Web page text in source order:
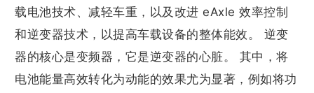
载电池技术、减轻车重，以及改进 eAxle 效率控制
和逆变器技术，以提高车载设备的整体能效。 逆变
器的核心是变频器，它是逆变器的心脏。 其中，将
电池能量高效转化为动能的效果尤为显著，例如将功